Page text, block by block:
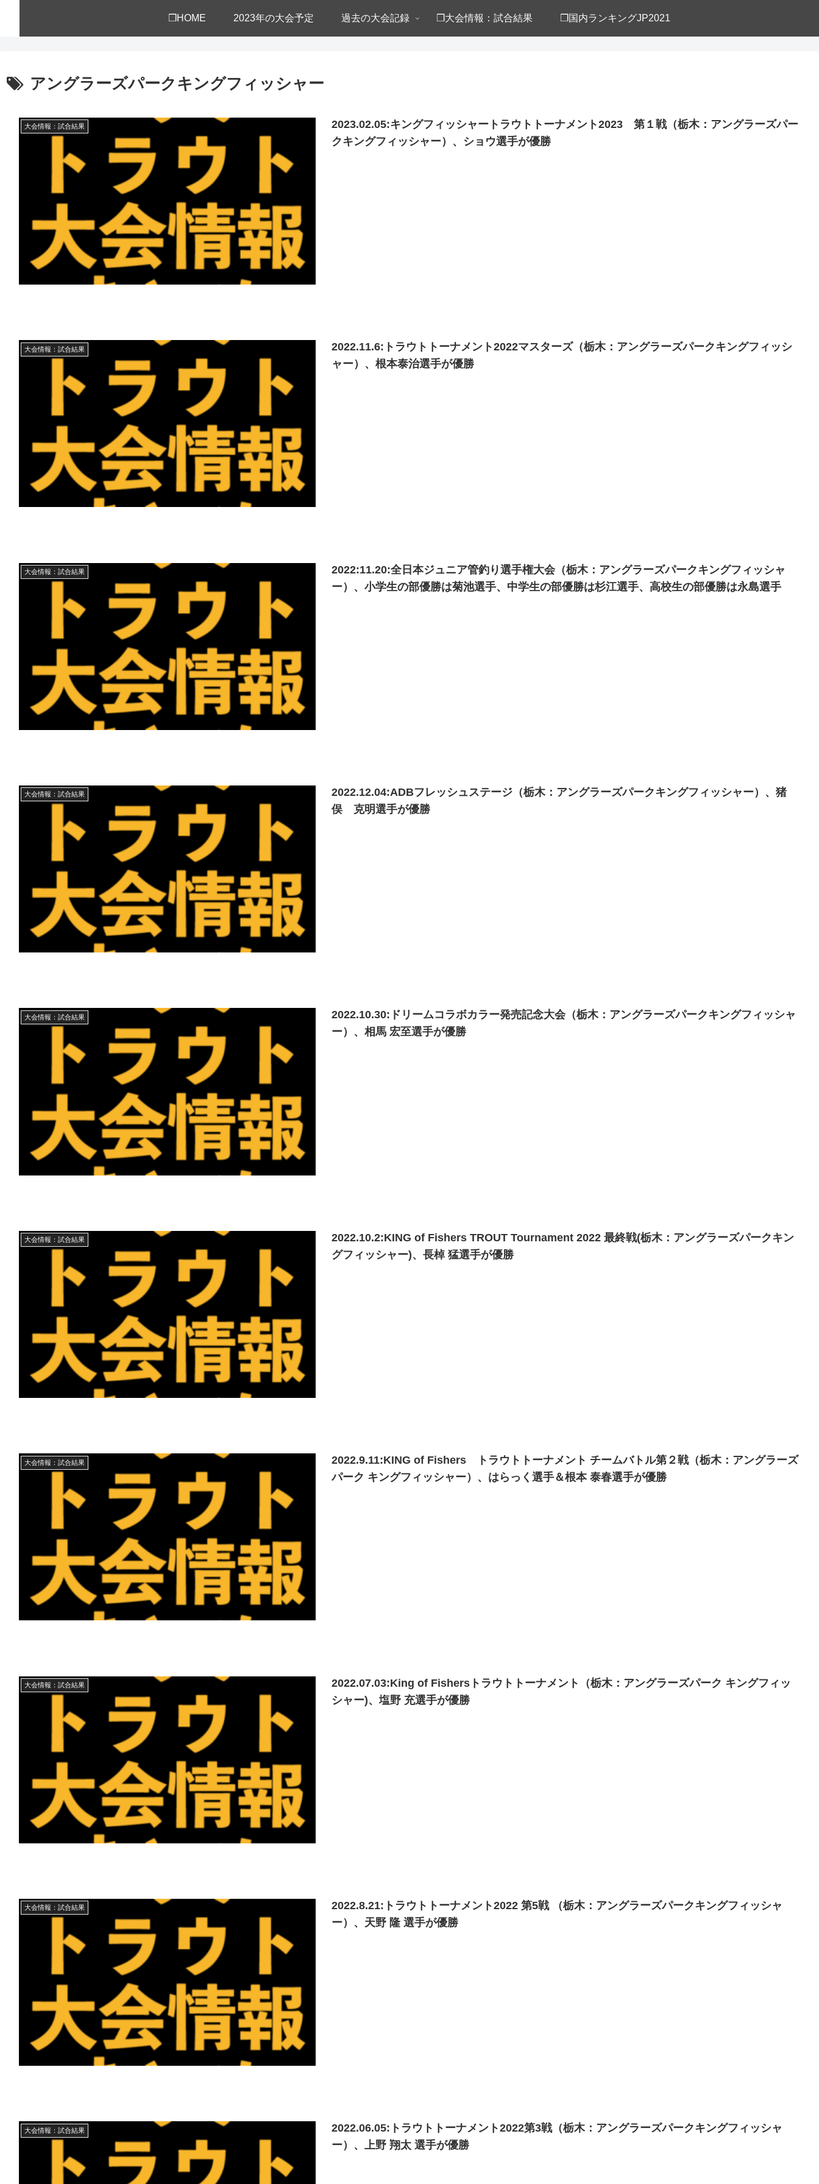
❒HOME 2023年の大会予定 過去の大会記録 ❒大会情報：試合結果 ❒国内ランキングJP2021
アングラーズパークキングフィッシャー
大会情報：試合結果
2023.02.05:キングフィッシャートラウトトーナメント2023 第１戦（栃木：アングラーズパー
クキングフィッシャー）、ショウ選手が優勝
大会情報：試合結果
2022.11.6:トラウトトーナメント2022マスターズ（栃木：アングラーズパークキングフィッシ
ャー）、根本泰治選手が優勝
大会情報：試合結果
2022:11.20:全日本ジュニア管釣り選手権大会（栃木：アングラーズパークキングフィッシャ
ー）、小学生の部優勝は菊池選手、中学生の部優勝は杉江選手、高校生の部優勝は永島選手
大会情報：試合結果
2022.12.04:ADBフレッシュステージ（栃木：アングラーズパークキングフィッシャー）、猪
俣 克明選手が優勝
大会情報：試合結果
2022.10.30:ドリームコラボカラー発売記念大会（栃木：アングラーズパークキングフィッシャ
ー）、相馬 宏至選手が優勝
大会情報：試合結果
2022.10.2:KING of Fishers TROUT Tournament 2022 最終戦(栃木：アングラーズパークキン
グフィッシャー)、長棹 猛選手が優勝
大会情報：試合結果
2022.9.11:KING of Fishers トラウトトーナメント チームバトル第２戦（栃木：アングラーズ
パーク キングフィッシャー）、はらっく選手＆根本 泰春選手が優勝
大会情報：試合結果
2022.07.03:King of Fishersトラウトトーナメント（栃木：アングラーズパーク キングフィッ
シャー)、塩野 充選手が優勝
大会情報：試合結果
2022.8.21:トラウトトーナメント2022 第5戦 （栃木：アングラーズパークキングフィッシャ
ー）、天野 隆 選手が優勝
大会情報：試合結果
2022.06.05:トラウトトーナメント2022第3戦（栃木：アングラーズパークキングフィッシャ
ー）、上野 翔太 選手が優勝